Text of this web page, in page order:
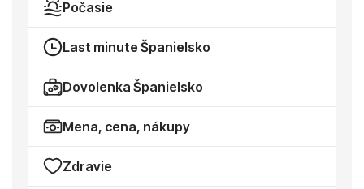
Počasie
Last minute Španielsko
Dovolenka Španielsko
Mena, cena, nákupy
Zdravie